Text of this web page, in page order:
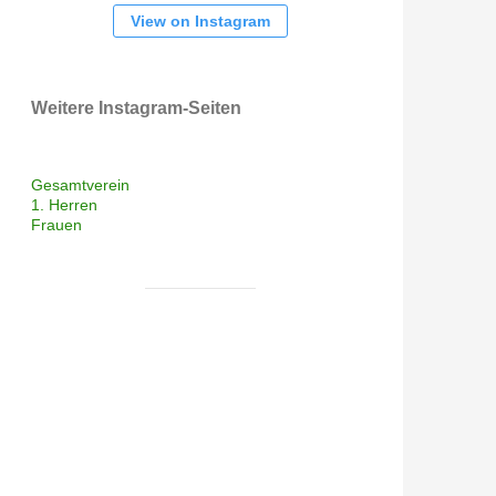
View on Instagram
Weitere Instagram-Seiten
Gesamtverein
1. Herren
Frauen